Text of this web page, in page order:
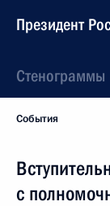
Президент
Стенограммы
События
с